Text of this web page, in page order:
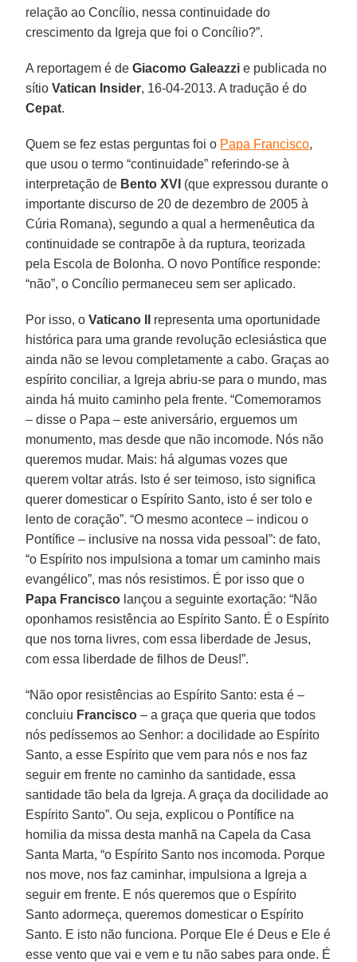
relação ao Concílio, nessa continuidade do
crescimento da Igreja que foi o Concílio?”.
A reportagem é deGiacomo Galeazzi e publicada no
sítioVatican Insider, 16-04-2013. A tradução é do
Cepat.
Quem se fez estas perguntas foi o Papa Francisco,
que usou o termo “continuidade” referindo-se à
interpretação de Bento XVI (que expressou durante o
importante discurso de 20 de dezembro de 2005 à
Cúria Romana), segundo a qual a hermenêutica da
continuidade se contrapõe à da ruptura, teorizada
pela Escola de Bolonha. O novo Pontífice responde:
“não”, o Concílio permaneceu sem ser aplicado.
Por isso, oVaticano II
representa uma oportunidade
histórica para uma grande revolução eclesiástica que
ainda não se levou completamente a cabo. Graças ao
espírito conciliar, a Igreja abriu-se para o mundo, mas
ainda há muito caminho pela frente. “Comemoramos
– disse o Papa – este aniversário, erguemos um
monumento, mas desde que não incomode. Nós não
queremos mudar. Mais: há algumas vozes que
querem voltar atrás. Isto é ser teimoso, isto significa
querer domesticar o Espírito Santo, isto é ser tolo e
lento de coração”. “O mesmo acontece – indicou o
Pontífice – inclusive na nossa vida pessoal”: de fato,
“o Espírito nos impulsiona a tomar um caminho mais
evangélico”, mas nós resistimos. É por isso que o
Papa Francisco lançou a seguinte exortação: “Não
oponhamos resistência ao Espírito Santo. É o Espírito
que nos torna livres, com essa liberdade de Jesus,
com essa liberdade de filhos de Deus!”.
“Não opor resistências ao Espírito Santo: esta é –
concluiu Francisco – a graça que queria que todos
nós pedíssemos ao Senhor: a docilidade ao Espírito
Santo, a esse Espírito que vem para nós e nos faz
seguir em frente no caminho da santidade, essa
santidade tão bela da Igreja. A graça da docilidade ao
Espírito Santo”. Ou seja, explicou o Pontífice na
homilia da missa desta manhã na Capela da Casa
Santa Marta, “o Espírito Santo nos incomoda. Porque
nos move, nos faz caminhar, impulsiona a Igreja a
seguir em frente. E nós queremos que o Espírito
Santo adormeça, queremos domesticar o Espírito
Santo. E isto não funciona. Porque Ele é Deus e Ele é
esse vento que vai e vem e tu não sabes para onde. É